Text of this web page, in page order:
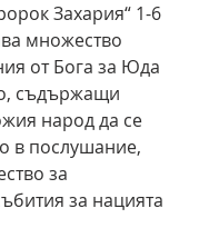
Захария“ 1-6
множество
от Бога за Юда
съдържащи
народ да се
в послушание,
за
за нацията